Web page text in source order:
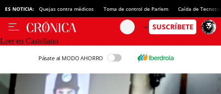
ES NOTICIA: Quejas contra médicos Toma de control de Parlem Caída de
Leer en Castellano
Pásate al MODO AHORRO